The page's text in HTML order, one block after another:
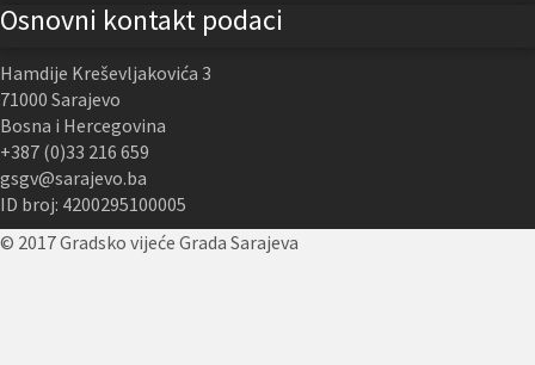
Osnovni kontakt podaci
Hamdije Kreševljakovića 3
71000 Sarajevo
Bosna i Hercegovina
+387 (0)33 216 659
gsgv@sarajevo.ba
ID broj: 4200295100005
© 2017 Gradsko vijeće Grada Sarajeva